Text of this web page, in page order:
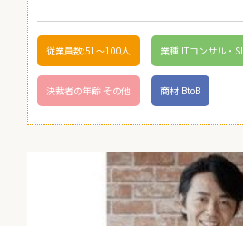
従業員数:51〜100人 業種:ITコンサル・SI
決裁者の年齢:その他 商材:BtoB